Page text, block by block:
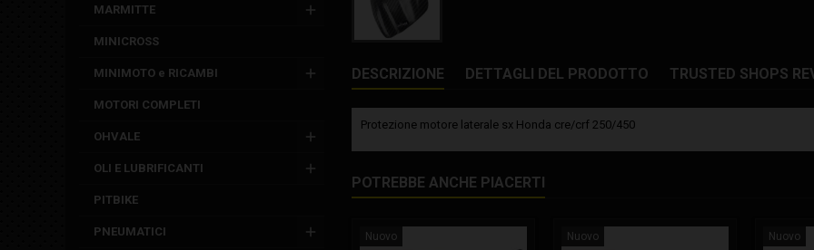
MARMITTE
MINICROSS
MINIMOTO e RICAMBI
MOTORI COMPLETI
OHVALE
OLI E LUBRIFICANTI
PITBIKE
PNEUMATICI
DESCRIZIONE DETTAGLI DEL PRODOTTO TRUSTED SHOPS
Protezione motore laterale sx Honda cre/crf 250/450
POTREBBE ANCHE PIACERTI
Nuovo
Nuovo
Nuovo